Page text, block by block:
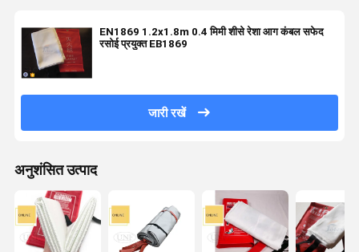
EN1869 1.2x1.8m 0.4 मिमी शीसे रेशा आग कंबल सफेद
रसोई प्रयुक्त EB1869
जारी रखें
अनुशंसित उत्पाद